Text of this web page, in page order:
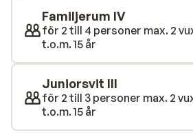
Familjerum IV
för 2 till 4 personer max. 2
t.o.m. 15 år
Juniorsvit III
för 2 till 3 personer max. 2
t.o.m. 15 år